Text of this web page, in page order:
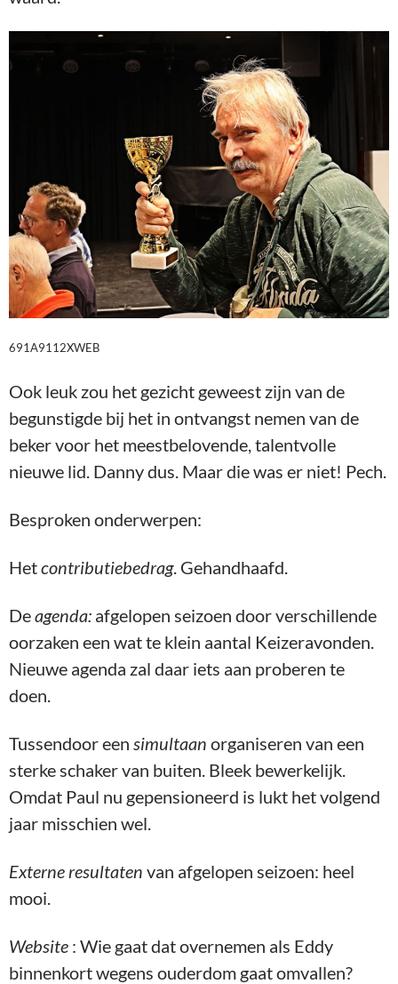
691A9112XWEB
Ook leuk zou het gezicht geweest zijn van de
begunstigde bij het in ontvangst nemen van de
beker voor het meestbelovende, talentvolle
nieuwe lid. Danny dus. Maar die was er niet! Pech.
Besproken onderwerpen:
Hetcontributiebedrag. Gehandhaafd.
Deagenda: afgelopen seizoen door verschillende
oorzaken een wat te klein aantal Keizeravonden.
Nieuwe agenda zal daar iets aan proberen te
doen.
Tussendoor een simultaan organiseren van een
sterke schaker van buiten. Bleek bewerkelijk.
Omdat Paul nu gepensioneerd is lukt het volgend
jaar misschien wel.
Externe resultaten van afgelopen seizoen: heel
mooi.
Website : Wie gaat dat overnemen als Eddy
binnenkort wegens ouderdom gaat omvallen?